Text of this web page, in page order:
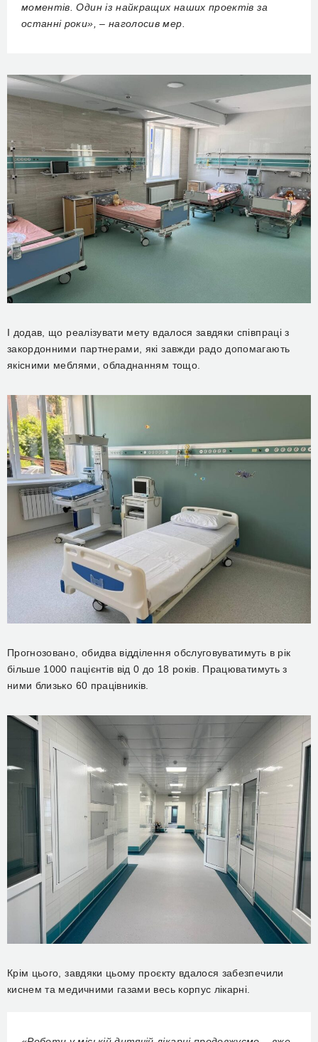
моментів. Один із найкращих наших проектів за
останні роки», – наголосив мер.
І додав, що реалізувати мету вдалося завдяки співпраці з
закордонними партнерами, які завжди радо допомагають
якісними меблями, обладнанням тощо.
Прогнозовано, обидва відділення обслуговуватимуть в рік
більше 1000 пацієнтів від 0 до 18 років. Працюватимуть з
ними близько 60 працівників.
Крім цього, завдяки цьому проєкту вдалося забезпечили
киснем та медичними газами весь корпус лікарні.